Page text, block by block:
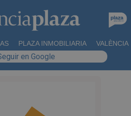
PLAZA INMOBILIARIA VALÈNCIA
en Google